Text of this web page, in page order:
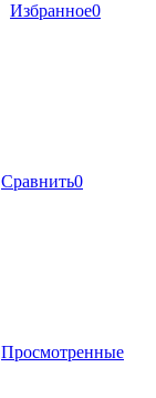
Избранное0
Сравнить0
Просмотренные